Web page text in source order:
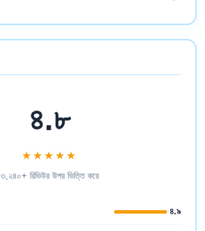
৪.৮
★★★★★
৩,২৪০+ রিভিউর উপর ভিত্তি করে
৪.৯